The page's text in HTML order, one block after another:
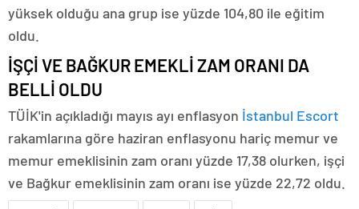
yüksek olduğu ana grup ise yüzde 104,80 ile eğitim
oldu.
İŞÇİ VE BAĞKUR EMEKLİ ZAM ORANI DA
BELLİ OLDU
TÜİK'in açıkladığı mayıs ayı enflasyon İstanbul Escort
rakamlarına göre haziran enflasyonu hariç memur ve
memur emeklisinin zam oranı yüzde 17,38 olurken, işçi
ve Bağkur emeklisinin zam oranı ise yüzde 22,72 oldu.